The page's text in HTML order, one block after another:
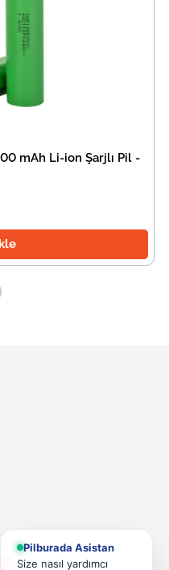
mAh Li-ion Şarjlı Pil -
Pilburada Asistan
Size nasıl yardımcı